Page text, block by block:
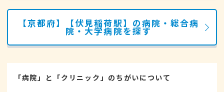
【京都府】【伏見稲荷駅】の病院・総合病
院・大学病院を探す
「病院」と「クリニック」のちがいについて